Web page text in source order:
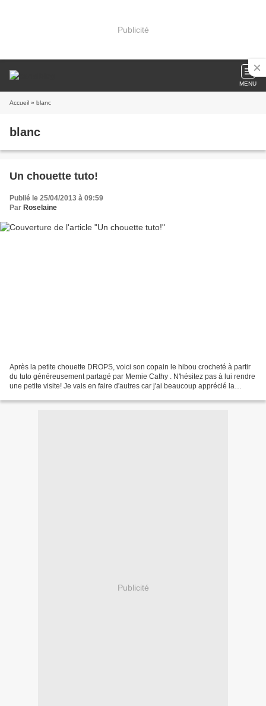
Publicité
MENU
Accueil » blanc
blanc
Un chouette tuto!
Publié le 25/04/2013 à 09:59
Par Roselaine
Après la petite chouette DROPS, voici son copain le hibou crocheté à partir
du tuto généreusement partagé par Memie Cathy . N'hésitez pas à lui rendre
une petite visite! Je vais en faire d'autres car j'ai beaucoup apprécié la
Publicité